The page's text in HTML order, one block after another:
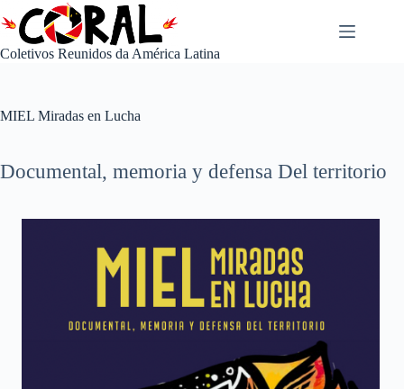
para
conteúdo
Coletivos Reunidos da América Latina
MIEL Miradas en Lucha
Documental, memoria y defensa Del territorio